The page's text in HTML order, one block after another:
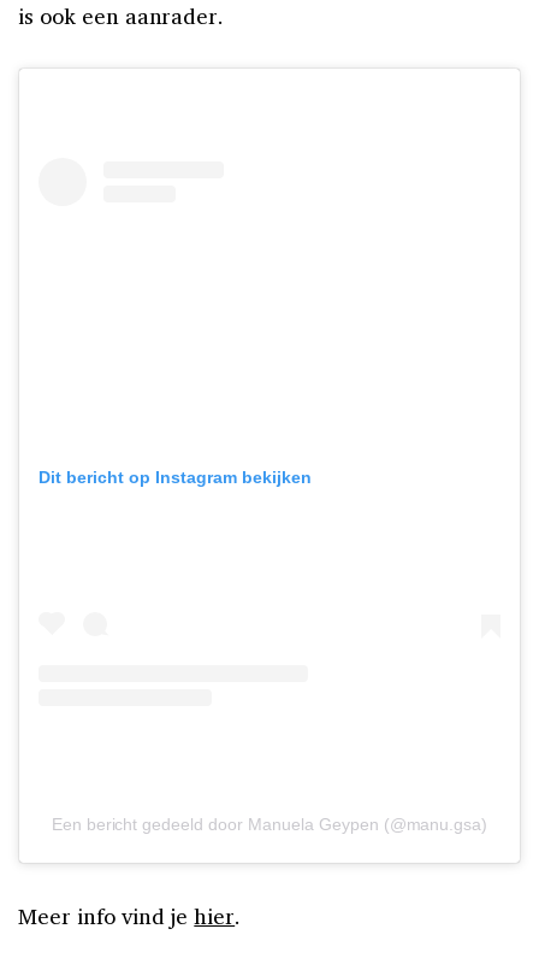
is ook een aanrader.
Dit bericht op Instagram bekijken
Een bericht gedeeld door Manuela Geypen (@manu.gsa)
Meer info vind jehier.